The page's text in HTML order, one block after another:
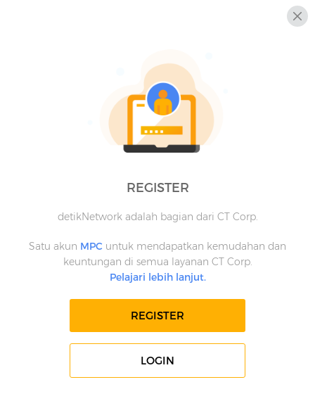
REGISTER
detikNetwork adalah bagian dari CT Corp.
Satu akun MPC untuk mendapatkan kemudahan dan
keuntungan di semua layanan CT Corp.
Pelajari lebih lanjut.
REGISTER
LOGIN